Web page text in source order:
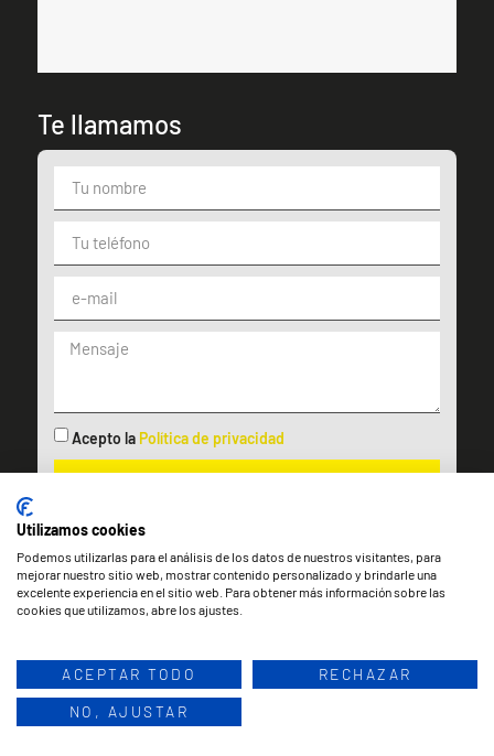
Te llamamos
Acepto la Política de privacidad
Utilizamos cookies
Podemos utilizarlas para el análisis de los datos de nuestros visitantes, para
mejorar nuestro sitio web, mostrar contenido personalizado y brindarle una
excelente experiencia en el sitio web. Para obtener más información sobre las
cookies que utilizamos, abre los ajustes.
ACEPTAR TODO
RECHAZAR
NO, AJUSTAR